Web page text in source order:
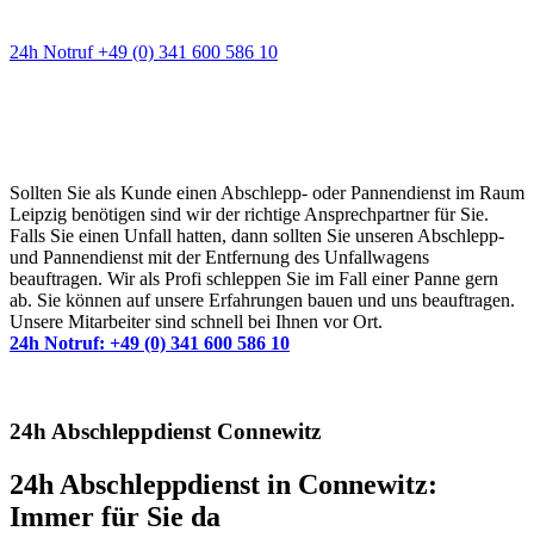
24h Notruf +49 (0) 341 600 586 10
Sollten Sie als Kunde einen Abschlepp- oder Pannendienst im Raum
Leipzig benötigen sind wir der richtige Ansprechpartner für Sie.
Falls Sie einen Unfall hatten, dann sollten Sie unseren Abschlepp-
und Pannendienst mit der Entfernung des Unfallwagens
beauftragen. Wir als Profi schleppen Sie im Fall einer Panne gern
ab. Sie können auf unsere Erfahrungen bauen und uns beauftragen.
Unsere Mitarbeiter sind schnell bei Ihnen vor Ort.
24h Notruf: +49 (0) 341 600 586 10
24h Abschleppdienst Connewitz
24h Abschleppdienst in Connewitz:
Immer für Sie da